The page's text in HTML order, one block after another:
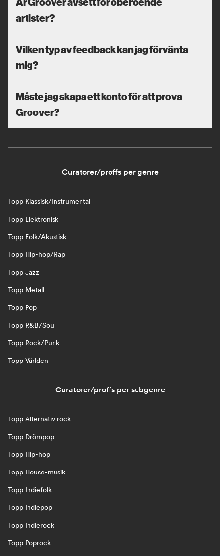
artister?
Vilken typ av feedback kan jag förvänta
mig?
Måste jag skapa ett konto för att prova
Groover?
Curatorer/proffs per genre
Topp Klassisk/Instrumental
Topp Elektronisk
Topp Folk/Akustisk
Topp Hip-hop/Rap
Topp Jazz
Topp Metall
Topp Pop
Topp R&B/Soul
Topp Rock/Punk
Topp Världen
Curatorer/proffs per subgenre
Topp Alternativ rock
Topp Drömpop
Topp Hip-hop
Topp House-musik
Topp Indiefolk
Topp Indiepop
Topp Indierock
Topp Poprock